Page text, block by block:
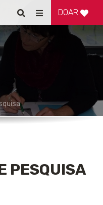
Pesquisar
Alternar
de
DOAR
PESQUISA